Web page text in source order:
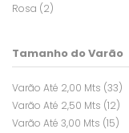
Rosa (2)
Tamanho do Varão
Varão Até 2,00 Mts (33)
Varão Até 2,50 Mts (12)
Varão Até 3,00 Mts (15)